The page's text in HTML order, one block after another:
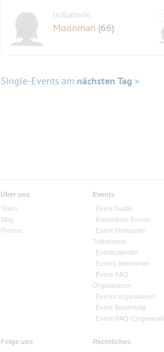
Initiatorin
Moonman (66)
Single-Events am nächsten Tag »
Über uns
Team
Blog
Presse
Events
Event Guide
Kostenlose Events
Event-Netiquette
Teilnehmen
Eventkalender
Events teilnehmen
Event-FAQ
Organisieren
Events organisieren
Event Belohnung
Event-FAQ
Folge uns
Rechtliches